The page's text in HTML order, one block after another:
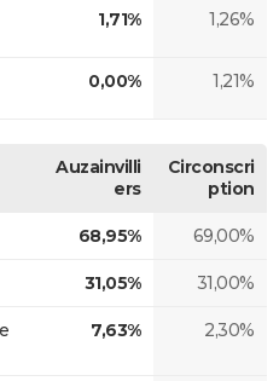
1,71% 1,26%
0,00% 1,21%
Auzainvilli
ers
Circonscri
ption
68,95% 69,00%
31,05% 31,00%
7,63% 2,30%